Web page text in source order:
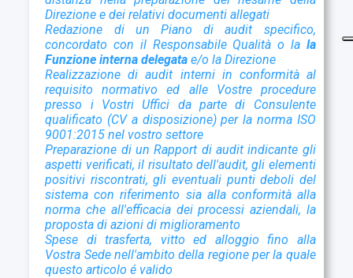
Direzione e dei relativi documenti allegati
Redazione di un Piano di audit specifico,
concordato con il Responsabile Qualità o la la
Funzione interna delegatae/o la Direzione
Realizzazione di audit interni in conformità al
requisito normativo ed alle Vostre procedure
presso i Vostri Uffici da parte di Consulente
qualificato (CV a disposizione) per la norma ISO
9001:2015 nel vostro settore
Preparazione di un Rapport di audit indicante gli
aspetti verificati, il risultato dell'audit, gli elementi
positivi riscontrati, gli eventuali punti deboli del
sistema conriferimento sia alla conformità alla
norma che all'efficacia dei processi aziendali, la
proposta di azioni di miglioramento
Spese di trasferta, vitto ed alloggio fino alla
Vostra Sede nell'ambito della regione per la quale
questo articolo é valido